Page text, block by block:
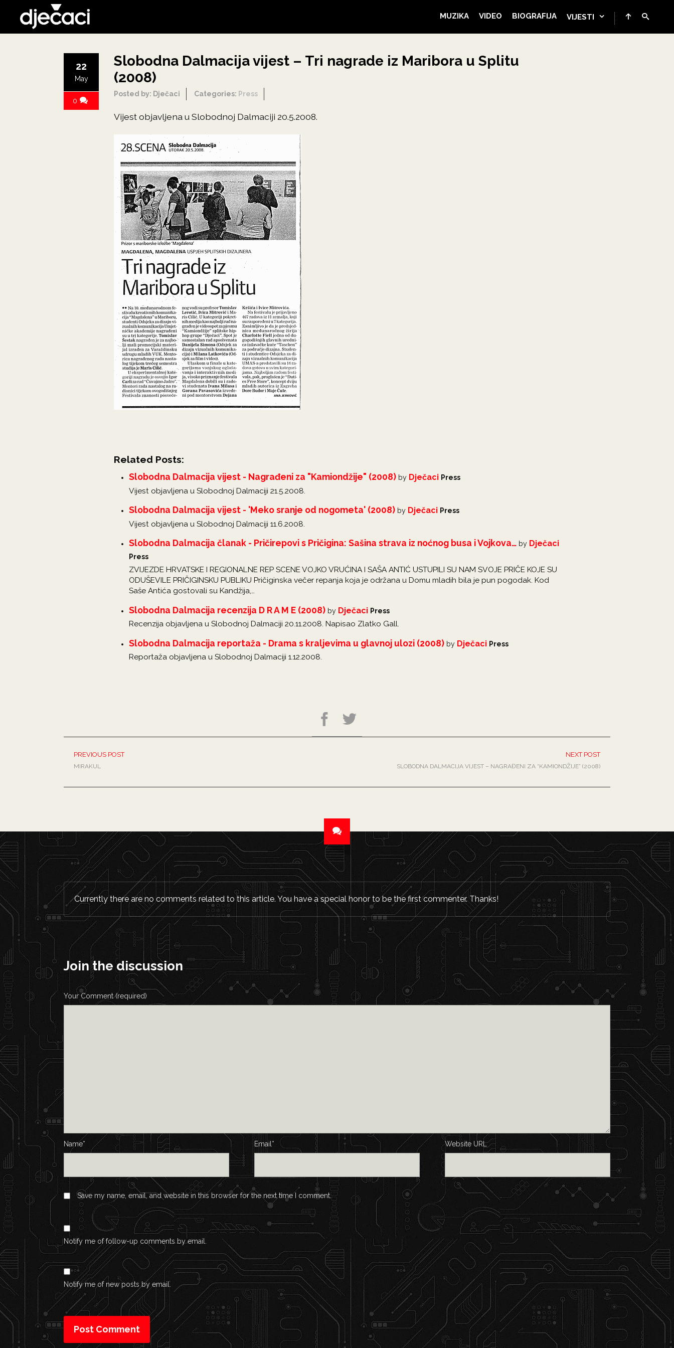
MUZIKA VIDEO BIOGRAFIJA VIJESTI
Slobodna Dalmacija vijest – Tri nagrade iz Maribora u Splitu
(2008)
Posted by: Dječaci Categories: Press
22
May
0
Vijest objavljena u Slobodnoj Dalmaciji 20.5.2008.
Related Posts:
Slobodna Dalmacija vijest - Nagrađeni za "Kamiondžije" (2008) by Dječaci Press
Vijest objavljena u Slobodnoj Dalmaciji 21.5.2008.
Slobodna Dalmacija vijest - 'Meko sranje od nogometa' (2008) by Dječaci Press
Vijest objavljena u Slobodnoj Dalmaciji 11.6.2008.
Slobodna Dalmacija članak - Pričirepovi s Pričigina: Sašina strava iz noćnog busa i Vojkova… by Dječaci
Press
ZVIJEZDE HRVATSKE I REGIONALNE REP SCENE VOJKO VRUĆINA I SAŠA ANTIĆ USTUPILI SU NAM SVOJE PRIČE KOJE SU
ODUŠEVILE PRIČIGINSKU PUBLIKU Pričiginska večer repanja koja je održana u Domu mladih bila je pun pogodak. Kod
Saše Antića gostovali su Kandžija,…
Slobodna Dalmacija recenzija D R A M E (2008) by Dječaci Press
Recenzija objavljena u Slobodnoj Dalmaciji 20.11.2008. Napisao Zlatko Gall.
Slobodna Dalmacija reportaža - Drama s kraljevima u glavnoj ulozi (2008) by Dječaci Press
Reportaža objavljena u Slobodnoj Dalmaciji 1.12.2008.
PREVIOUS POST
MIRAKUL
NEXT POST
SLOBODNA DALMACIJA VIJEST – NAGRAĐENI ZA “KAMIONDŽIJE” (2008)
Currently there are no comments related to this article. You have a special honor to be the first commenter. Thanks!
Join the discussion
Your Comment (required)
Name* Email* Website URL
Save my name, email, and website in this browser for the next time I comment.
Notify me of follow-up comments by email.
Notify me of new posts by email.